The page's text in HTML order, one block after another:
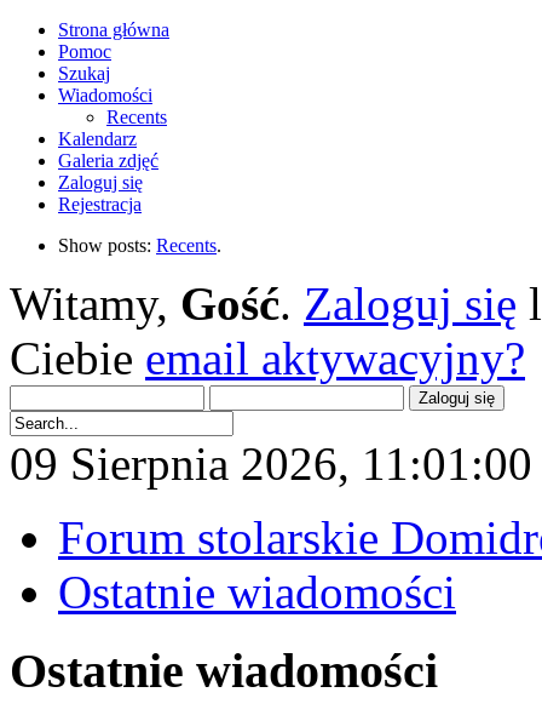
Strona główna
Pomoc
Szukaj
Wiadomości
Recents
Kalendarz
Galeria zdjęć
Zaloguj się
Rejestracja
Show posts: Recents.
Witamy, Gość. Zaloguj się
Ciebie email aktywacyjny?
09 Sierpnia 2026,
Forum stolarskie
Ostatnie wiadomości
Ostatnie wiadomości